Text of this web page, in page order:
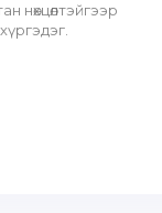
нөхцөлтэйгээр
хүргэдэг.